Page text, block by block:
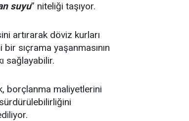
suyu” niteliği taşıyor.
artırarak döviz kurları
sıçrama yaşanmasının
sağlayabilir.
borçlanma maliyetlerini